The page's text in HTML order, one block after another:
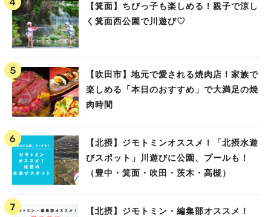
【箕面】ちびっ子も楽しめる！親子で涼し
く箕面西公園で川遊び♡
【吹田市】地元で愛される焼肉店！家族で
楽しめる「本日のおすすめ」で大満足の焼
肉時間
【北摂】ジモトミンオススメ！「北摂水遊
びスポット」川遊びに公園、プールも！
（豊中・箕面・吹田・茨木・高槻）
【北摂】ジモトミン・編集部オススメ！